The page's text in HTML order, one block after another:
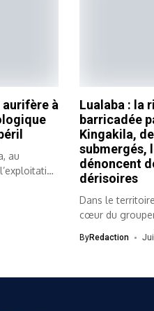
aurifère à
au
Lualaba : la
barricadée
Kingakila,
submergés,
dénoncent
dérisoires
Dans le
cœur du
ByRedaction